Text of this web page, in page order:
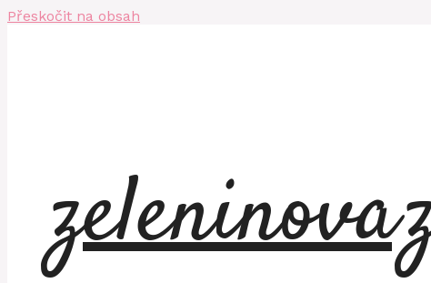
Přeskočit na obsah